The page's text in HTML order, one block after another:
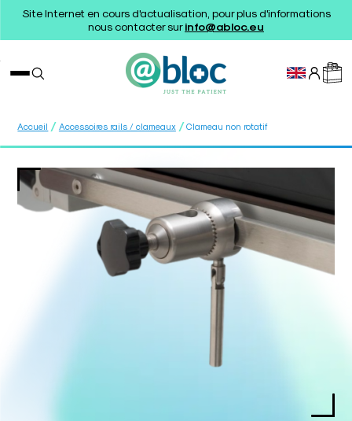
Site Internet en cours d'actualisation, pour plus d'informations
nous contacter surinfo@abloc.eu
Accueil / Accessoires rails / clameaux / Clameau non rotatif